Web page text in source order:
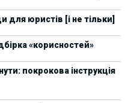
забіг до Дня
XII Міжнародні
для юристів [і не тільки]
«корисностей»
покрокова інструкція